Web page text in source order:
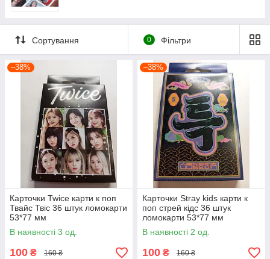
Сортування 0 Фільтри
–38%
Карточки Twice карти к поп
Твайс Твіс 36 штук ломокарти
53*77 мм
В наявності 3 од.
100 ₴ 160 ₴
–38%
Карточки Stray kids карти к
поп стрей кідс 36 штук
ломокарти 53*77 мм
В наявності 2 од.
100 ₴ 160 ₴